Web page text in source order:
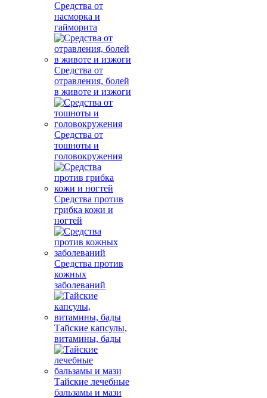
Средства от
насморка и
гайморита
Средства от
отравления, болей
в животе и изжоги
Средства от
тошноты и
головокружения
Средства против
грибка кожи и
ногтей
Средства против
кожных
заболеваний
Тайские капсулы,
витамины, бады
Тайские лечебные
бальзамы и мази